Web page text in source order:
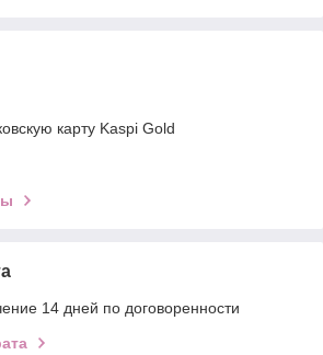
карту Kaspi Gold
14 дней по договоренности